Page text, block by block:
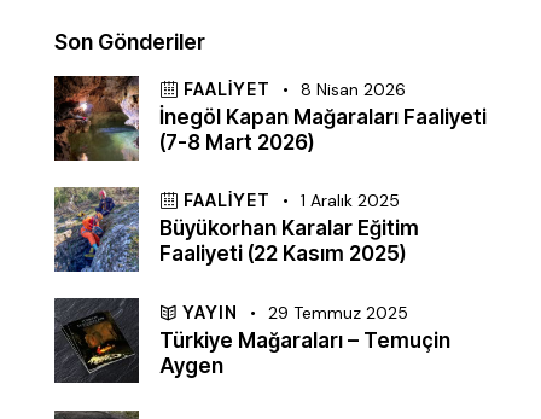
Son Gönderiler
FAALIYET 8 Nisan 2026
İnegöl Kapan Mağaraları Faaliyeti
(7-8 Mart 2026)
FAALIYET 1 Aralık 2025
Büyükorhan Karalar Eğitim
Faaliyeti (22 Kasım 2025)
YAYIN 29 Temmuz 2025
Türkiye Mağaraları – Temuçin
Aygen